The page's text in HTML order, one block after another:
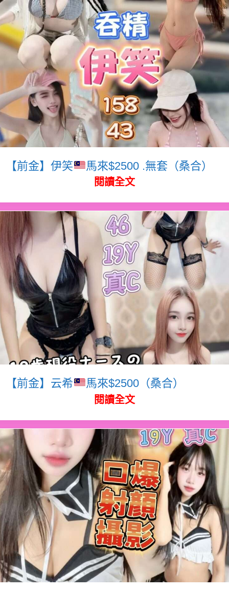
【前金】伊笑 馬來$2500 .無套（桑合）
閱讀全文
【前金】云希 馬來$2500（桑合）
閱讀全文